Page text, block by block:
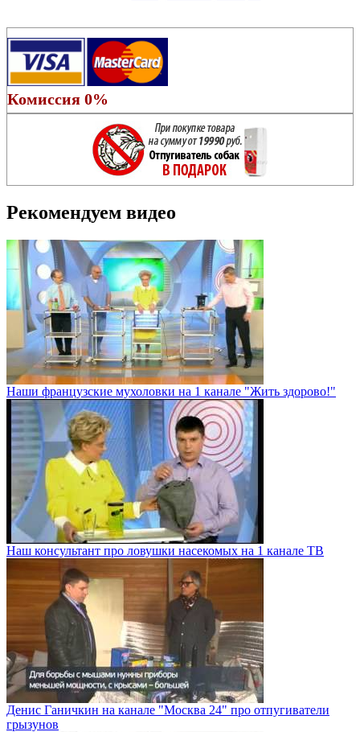
Комиссия 0%
Рекомендуем видео
Наши французские мухоловки на 1 канале "Жить здорово!"
Наш консультант про ловушки насекомых на 1 канале ТВ
Денис Ганичкин на канале "Москва 24" про отпугиватели
грызунов